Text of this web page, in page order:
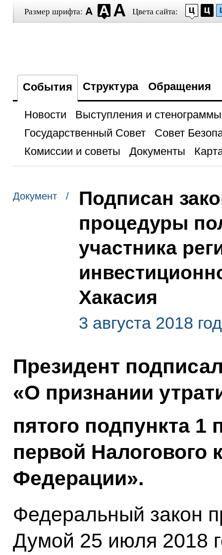
Размер шрифта: Цвета сайта:
События Структура Обращения
Новости
Выступления и стенограммы
Государственный Совет
Совет
Комиссии и советы
Документы
Документ /
Подписан
процедуры
участника
Хакасия
3 августа 2018
Президент
«О признании
пятого подпункта 1
первой Налогового
Федерации».
Федеральный закон
Думой 25 июля 2018